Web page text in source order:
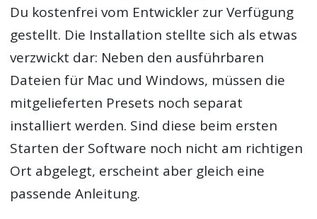
Du kostenfrei vom Entwickler zur Verfügung
gestellt. Die Installation stellte sich als etwas
verzwickt dar: Neben den ausführbaren
Dateien für Mac und Windows, müssen die
mitgelieferten Presets noch separat
installiert werden. Sind diese beim ersten
Starten der Software noch nicht am richtigen
Ort abgelegt, erscheint aber gleich eine
passende Anleitung.